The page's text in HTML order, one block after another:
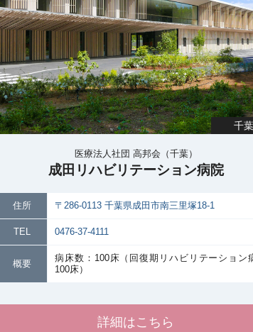
千
医療法人社団 高邦会（千葉）
成田リハビリテーション病院
住所 〒286-0113 千葉県成田市南三里塚18-1
TEL 0476-37-4111
概要
病床数：100床（回復期リハビリテーション
100床）
詳細はこちら